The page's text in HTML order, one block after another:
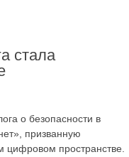
стала
о безопасности в
призванную
пространстве.